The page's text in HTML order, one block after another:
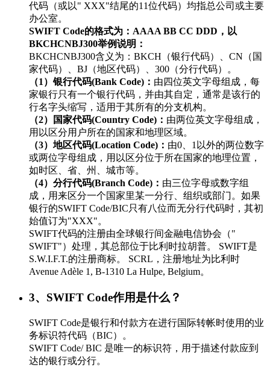
代码（或以" XXX"结尾的11位代码）均指总公司或主要
办公室。
SWIFT Code的格式为：AAAA BB CC DDD，以
BKCHCNBJ300举例说明：
BKCHCNBJ300含义为：BKCH（银行代码）、CN（国
家代码）、BJ（地区代码）、300（分行代码）。
（1）银行代码(Bank Code)： 由四位英文字母组成，每
家银行只有一个银行代码，并由其自定，通常是该行的
行名字头缩写，适用于其所有的分支机构。
（2）国家代码(Country Code)： 由两位英文字母组成，
用以区分用户所在的国家和地理区域。
（3）地区代码(Location Code)： 由0、1以外的两位数字
或两位字母组成，用以区分位于所在国家的地理位置，
如时区、省、州、城市等。
（4）分行代码(Branch Code)： 由三位字母或数字组
成，用来区分一个国家里某一分行、组织或部门。如果
银行的SWIFT Code/BIC只有八位而无分行代码时，其初
始值订为"XXX"。
SWIFT代码的注册由全球银行间金融电信协会（"
SWIFT"）处理，其总部位于比利时拉胡普。 SWIFT是
S.W.I.F.T.的注册商标。 SCRL，注册地址为比利时
Avenue Adèle 1, B-1310 La Hulpe, Belgium。
3、SWIFT Code作用是什么？
SWIFT Code是银行和付款方在进行国际转帐时使用的业
务标识符代码（BIC）。
SWIFT Code/ BIC 是唯一的标识符，用于描述付款应到
达的银行或分行。